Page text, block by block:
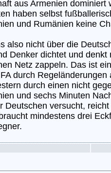
aus Armenien dominiert
haben selbst
und Rumänien keine
also nicht über die
Denker dichtet und
Netz zappeln. Das ist
durch
durch einen nicht
und sechs Minuten
Deutschen versucht,
mindestens drei